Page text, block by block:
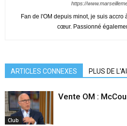
https://
Fan de l'OM depuis minot, je suis accro
cœur. Passionné
ARTICLES CONNEXES PLUS DE
Club
Vente OM :